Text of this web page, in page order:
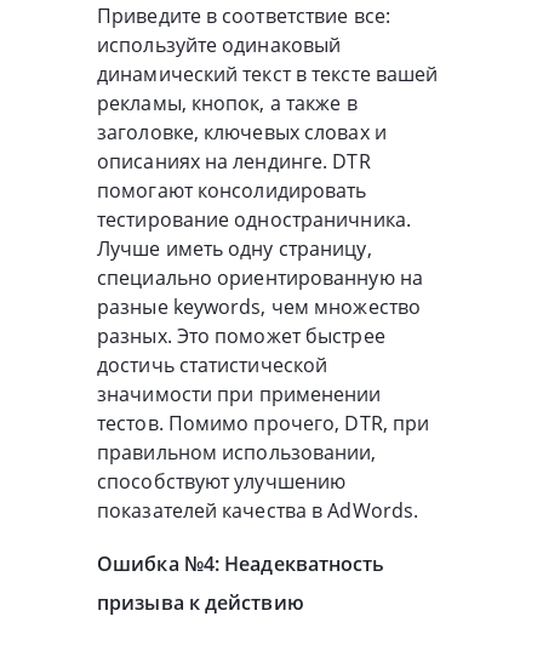
Приведите в соответствие все:
используйте одинаковый
динамический текст в тексте вашей
рекламы, кнопок, а также в
заголовке, ключевых словах и
описаниях на лендинге. DTR
помогают консолидировать
тестирование одностраничника.
Лучше иметь одну страницу,
специально ориентированную на
разные keywords, чем множество
разных. Это поможет быстрее
достичь статистической
значимости при применении
тестов. Помимо прочего, DTR, при
правильном использовании,
способствуют улучшению
показателей качества в AdWords.
Ошибка №4: Неадекватность
призыва к действию